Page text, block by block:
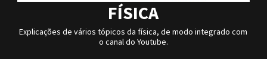
FÍSICA
Explicações de vários tópicos da física, de modo integrado com
o canal do Youtube.